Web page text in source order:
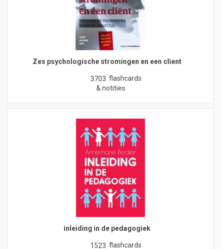
Zes psychologische stromingen en een client
3703 flashcards
& notities
inleiding in de pedagogiek
1523 flashcards